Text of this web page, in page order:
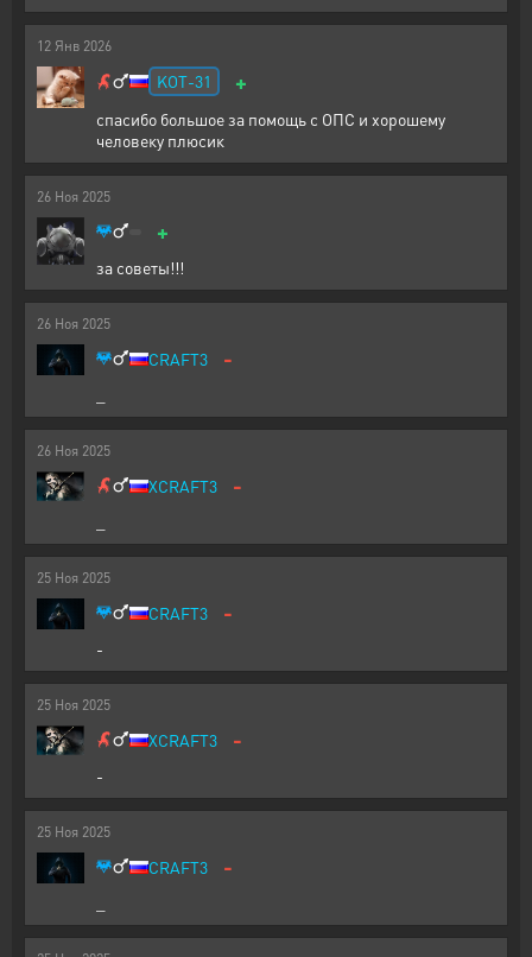
12 Янв 2026
KOT-31 +
спасибо большое за помощь с ОПС и хорошему
человеку плюсик
26 Ноя 2025
+
за советы!!!
26 Ноя 2025
CRAFT3 -
26 Ноя 2025
XCRAFT3 -
25 Ноя 2025
CRAFT3 -
-
25 Ноя 2025
XCRAFT3 -
-
25 Ноя 2025
CRAFT3 -